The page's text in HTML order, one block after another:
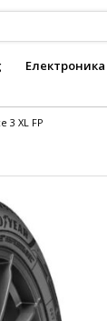
Електроника
3 XL FP